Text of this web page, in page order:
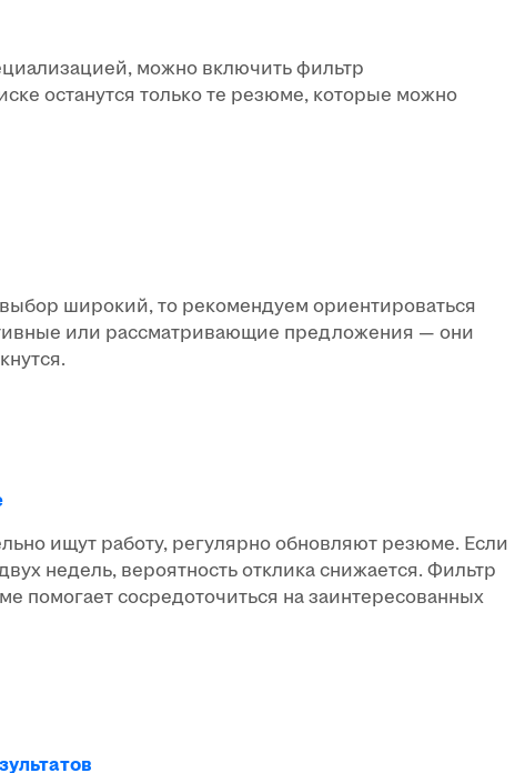
можно включить фильтр
останутся только те резюме, которые можно
широкий, то рекомендуем ориентироваться
или рассматривающие предложения — они
ищут работу, регулярно обновляют резюме. Если
недель, вероятность отклика снижается. Фильтр
помогает сосредоточиться на заинтересованных